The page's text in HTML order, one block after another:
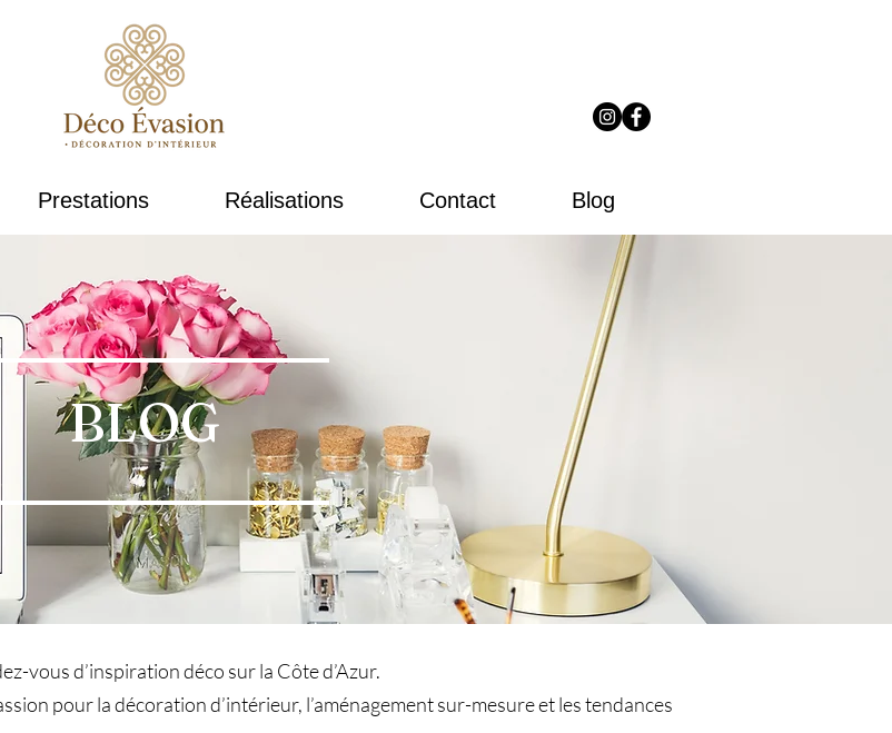
Prestations Réalisations Contact Blog
BLOG
vous d’inspiration déco sur la Côte d’Azur.
pour la décoration d’intérieur, l’aménagement sur-mesure et les tendances